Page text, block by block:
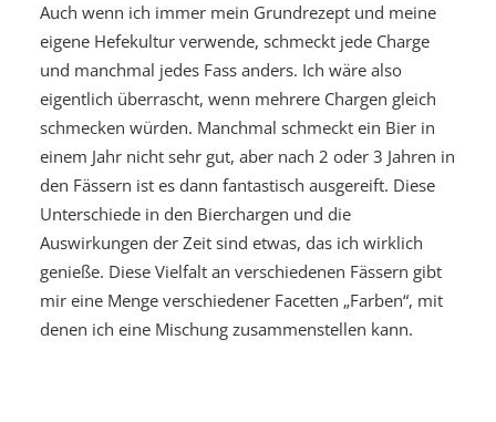
Auch wenn ich immer mein Grundrezept und meine
eigene Hefekultur verwende, schmeckt jede Charge
und manchmal jedes Fass anders. Ich wäre also
eigentlich überrascht, wenn mehrere Chargen gleich
schmecken würden. Manchmal schmeckt ein Bier in
einem Jahr nicht sehr gut, aber nach 2 oder 3 Jahren in
den Fässern ist es dann fantastisch ausgereift. Diese
Unterschiede in den Bierchargen und die
Auswirkungen der Zeit sind etwas, das ich wirklich
genieße. Diese Vielfalt an verschiedenen Fässern gibt
mir eine Menge verschiedener Facetten „Farben“, mit
denen ich eine Mischung zusammenstellen kann.